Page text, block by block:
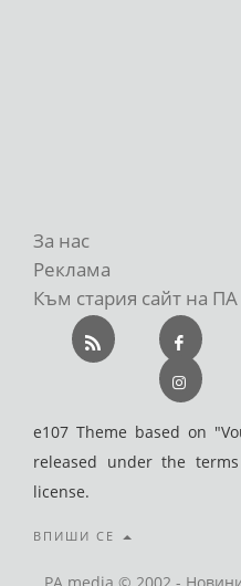
За нас
Реклама
Към стария сайт на
e107 Theme based on
released under the
license.
ВПИШИ СЕ